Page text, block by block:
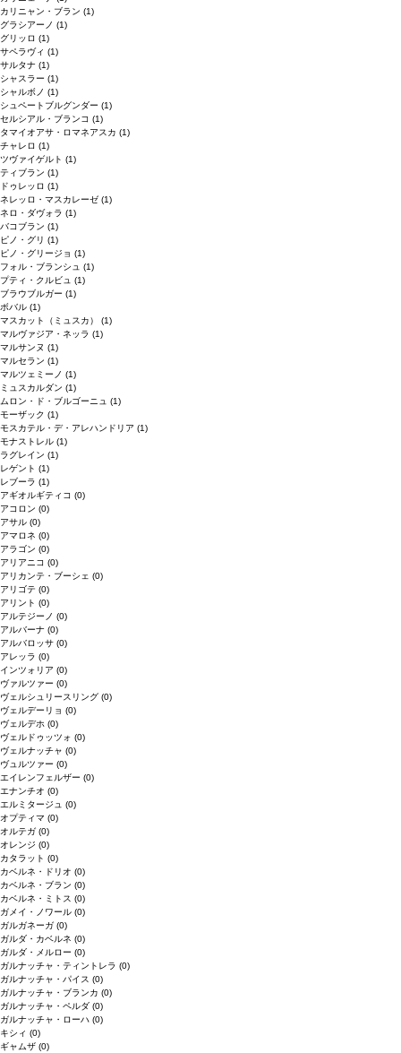
カリニャン・ブラン (1)
グラシアーノ (1)
グリッロ (1)
サペラヴィ (1)
サルタナ (1)
シャスラー (1)
シャルボノ (1)
シュペートブルグンダー (1)
セルシアル・ブランコ (1)
タマイオアサ・ロマネアスカ (1)
チャレロ (1)
ツヴァイゲルト (1)
ティブラン (1)
ドゥレッロ (1)
ネレッロ・マスカレーゼ (1)
ネロ・ダヴォラ (1)
バコブラン (1)
ピノ・グリ (1)
ピノ・グリージョ (1)
フォル・ブランシュ (1)
プティ・クルビュ (1)
ブラウブルガー (1)
ボバル (1)
マスカット（ミュスカ） (1)
マルヴァジア・ネッラ (1)
マルサンヌ (1)
マルセラン (1)
マルツェミーノ (1)
ミュスカルダン (1)
ムロン・ド・ブルゴーニュ (1)
モーザック (1)
モスカテル・デ・アレハンドリア (1)
モナストレル (1)
ラグレイン (1)
レゲント (1)
レブーラ (1)
アギオルギティコ (0)
アコロン (0)
アサル (0)
アマロネ (0)
アラゴン (0)
アリアニコ (0)
アリカンテ・ブーシェ (0)
アリゴテ (0)
アリント (0)
アルテジーノ (0)
アルバーナ (0)
アルバロッサ (0)
アレッラ (0)
インツォリア (0)
ヴァルツァー (0)
ヴェルシュリースリング (0)
ヴェルデーリョ (0)
ヴェルデホ (0)
ヴェルドゥッツォ (0)
ヴェルナッチャ (0)
ヴュルツァー (0)
エイレンフェルザー (0)
エナンチオ (0)
エルミタージュ (0)
オプティマ (0)
オルテガ (0)
オレンジ (0)
カタラット (0)
カベルネ・ドリオ (0)
カベルネ・ブラン (0)
カベルネ・ミトス (0)
ガメイ・ノワール (0)
ガルガネーガ (0)
ガルダ・カベルネ (0)
ガルダ・メルロー (0)
ガルナッチャ・ティントレラ (0)
ガルナッチャ・パイス (0)
ガルナッチャ・ブランカ (0)
ガルナッチャ・ペルダ (0)
ガルナッチャ・ローハ (0)
キシィ (0)
ギャムザ (0)